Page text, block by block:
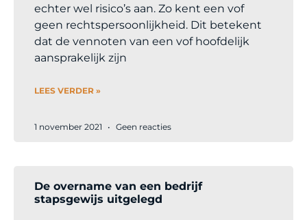
echter wel risico’s aan. Zo kent een vof
geen rechtspersoonlijkheid. Dit betekent
dat de vennoten van een vof hoofdelijk
aansprakelijk zijn
LEES VERDER »
1 november 2021 Geen reacties
De overname van een bedrijf
stapsgewijs uitgelegd